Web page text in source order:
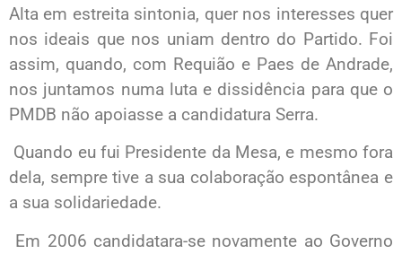
Alta em estreita sintonia, quer nos interesses quer
nos ideais que nos uniam dentro do Partido. Foi
assim, quando, com Requião e Paes de Andrade,
nos juntamos numa luta e dissidência para que o
PMDB não apoiasse a candidatura Serra.
Quando eu fui Presidente da Mesa, e mesmo fora
dela, sempre tive a sua colaboração espontânea e
a sua solidariedade.
Em 2006 candidatara-se novamente ao Governo